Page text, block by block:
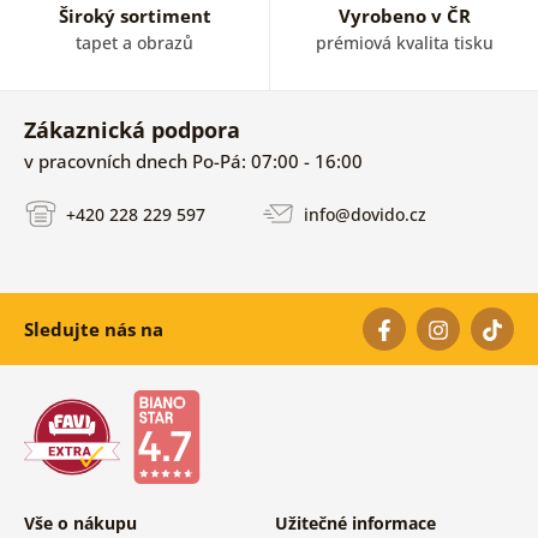
Široký sortiment
tapet a obrazů
Vyrobeno v ČR
prémiová kvalita tisku
Zákaznická podpora
v pracovních dnech Po-Pá: 07:00 - 16:00
+420 228 229 597 info@dovido.cz
Sledujte nás na
Vše o nákupu Užitečné informace